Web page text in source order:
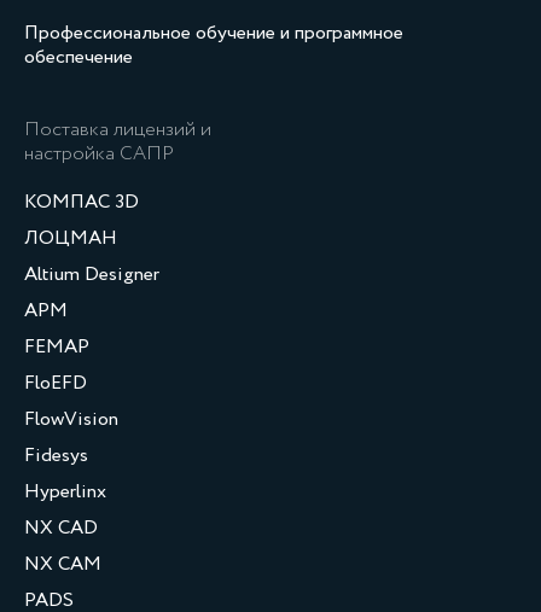
Профессиональное обучение и программное
обеспечение
Поставка лицензий и
настройка САПР
КОМПАС 3D
ЛОЦМАН
Altium Designer
APM
FEMAP
FloEFD
FlowVision
Fidesys
Hyperlinx
NX CAD
NX CAM
PADS